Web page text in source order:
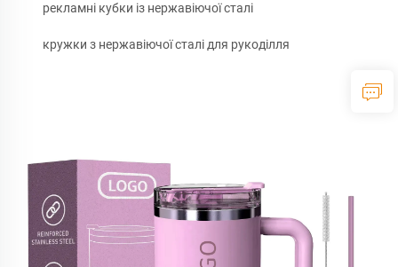
рекламні кубки із нержавіючої сталі
кружки з нержавіючої сталі для рукоділля